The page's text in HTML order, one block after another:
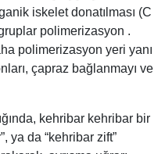
ayrışma uğrar;
veya keten tohumu
da “kehribar lac”. [14]
içine ilk reçine
kapalı sürücüler